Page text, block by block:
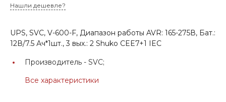
Нашли дешевле?
UPS, SVC, V-600-F, Диапазон работы AVR: 165-275В, Бат.:
12В/7.5 Ач*1шт., 3 вых.: 2 Shuko CEE7+1 IEC
Производитель - SVC;
Все характеристики